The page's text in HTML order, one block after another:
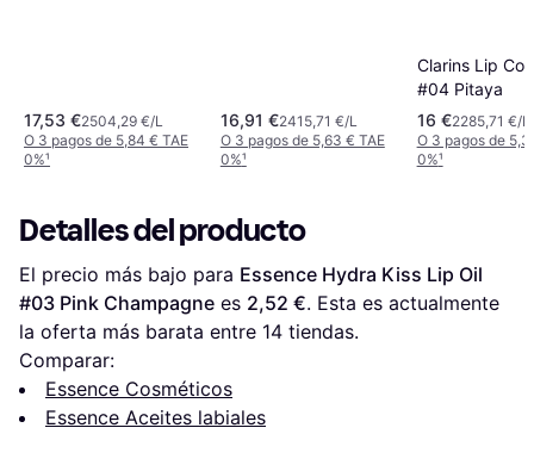
17,53 €2504,29 €/L
O 3 pagos de 5,84 € TAE
0%¹
16,91 €2415,71 €/L
O 3 pagos de 5,63 € TAE
0%¹
Clarins Lip
#04 Pitaya
16 €2285,71 €/L
O 3 pagos de
0%¹
Detalles del producto
El precio más bajo para Essence Hydra Kiss Lip Oil
#03 Pink Champagne es 2,52 €. Esta es actualmente
la oferta más barata entre 14 tiendas.
Comparar:
Essence Cosméticos
Essence Aceites labiales